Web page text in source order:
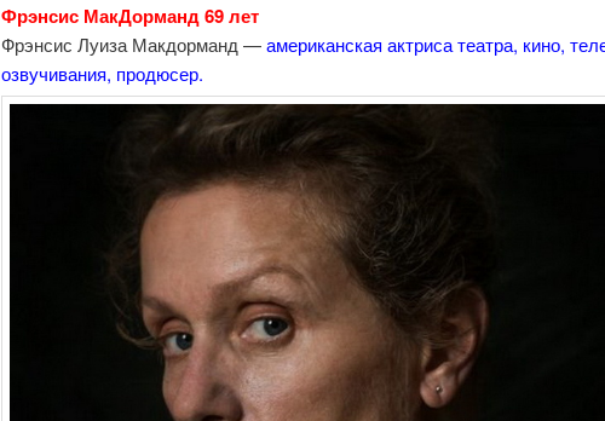
Фрэнсис МакДорманд 69 лет
Фрэнсис Луиза Макдорманд —американская актриса театра, кино,
озвучивания, продюсер.